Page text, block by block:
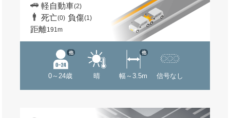
軽自動車(2)
死亡(0) 負傷(1)
距離191m
0～24歳
他
晴 幅～3.5m
他
信号なし